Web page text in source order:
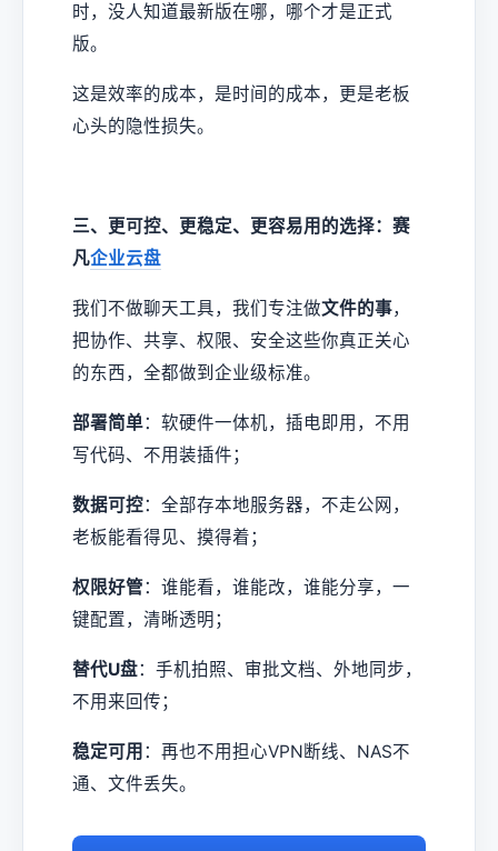
时，没人知道最新版在哪，哪个才是正式
版。
这是效率的成本，是时间的成本，更是老板
心头的隐性损失。
三、更可控、更稳定、更容易用的选择：赛
凡企业云盘
我们不做聊天工具，我们专注做文件的事，
把协作、共享、权限、安全这些你真正关心
的东西，全都做到企业级标准。
部署简单：软硬件一体机，插电即用，不用
写代码、不用装插件；
数据可控：全部存本地服务器，不走公网，
老板能看得见、摸得着；
权限好管：谁能看，谁能改，谁能分享，一
键配置，清晰透明；
替代U盘：手机拍照、审批文档、外地同步，
不用来回传；
稳定可用 ：再也不用担心VPN断线、NAS不
通、文件丢失。